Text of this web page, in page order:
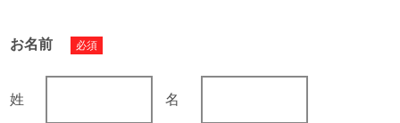
お名前 必須
姓 名